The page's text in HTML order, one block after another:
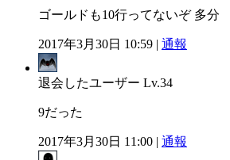
ゴールドも10行ってないぞ 多分
2017年3月30日 10:59 | 通報
退会したユーザー Lv.34
9だった
2017年3月30日 11:00 | 通報